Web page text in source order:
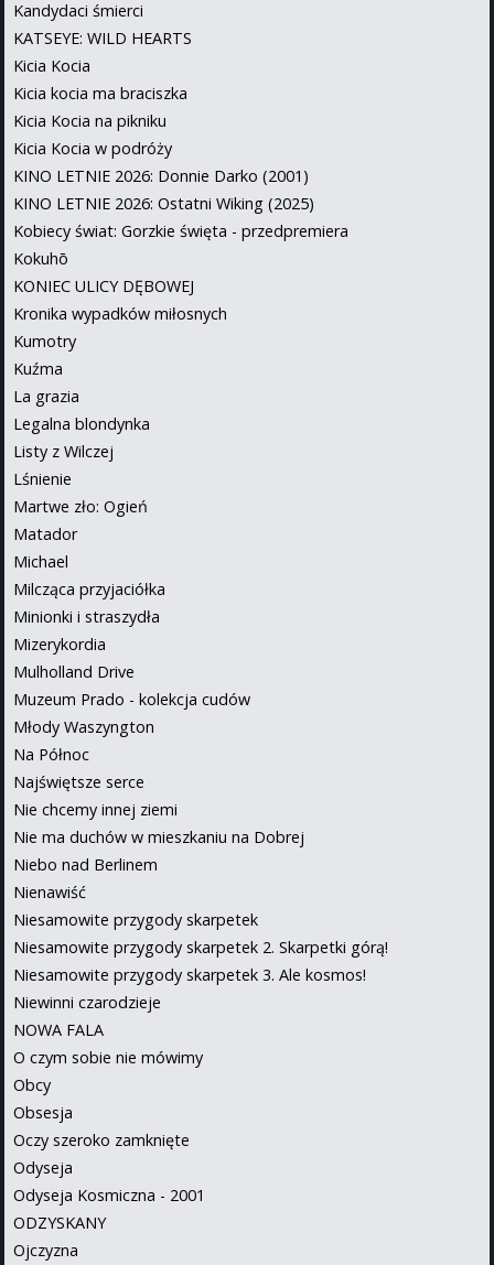
Kandydaci śmierci
KATSEYE: WILD HEARTS
Kicia Kocia
Kicia kocia ma braciszka
Kicia Kocia na pikniku
Kicia Kocia w podróży
KINO LETNIE 2026: Donnie Darko (2001)
KINO LETNIE 2026: Ostatni Wiking (2025)
Kobiecy świat: Gorzkie święta - przedpremiera
Kokuhō
KONIEC ULICY DĘBOWEJ
Kronika wypadków miłosnych
Kumotry
Kuźma
La grazia
Legalna blondynka
Listy z Wilczej
Lśnienie
Martwe zło: Ogień
Matador
Michael
Milcząca przyjaciółka
Minionki i straszydła
Mizerykordia
Mulholland Drive
Muzeum Prado - kolekcja cudów
Młody Waszyngton
Na Północ
Najświętsze serce
Nie chcemy innej ziemi
Nie ma duchów w mieszkaniu na Dobrej
Niebo nad Berlinem
Nienawiść
Niesamowite przygody skarpetek
Niesamowite przygody skarpetek 2. Skarpetki górą!
Niesamowite przygody skarpetek 3. Ale kosmos!
Niewinni czarodzieje
NOWA FALA
O czym sobie nie mówimy
Obcy
Obsesja
Oczy szeroko zamknięte
Odyseja
Odyseja Kosmiczna - 2001
ODZYSKANY
Ojczyzna